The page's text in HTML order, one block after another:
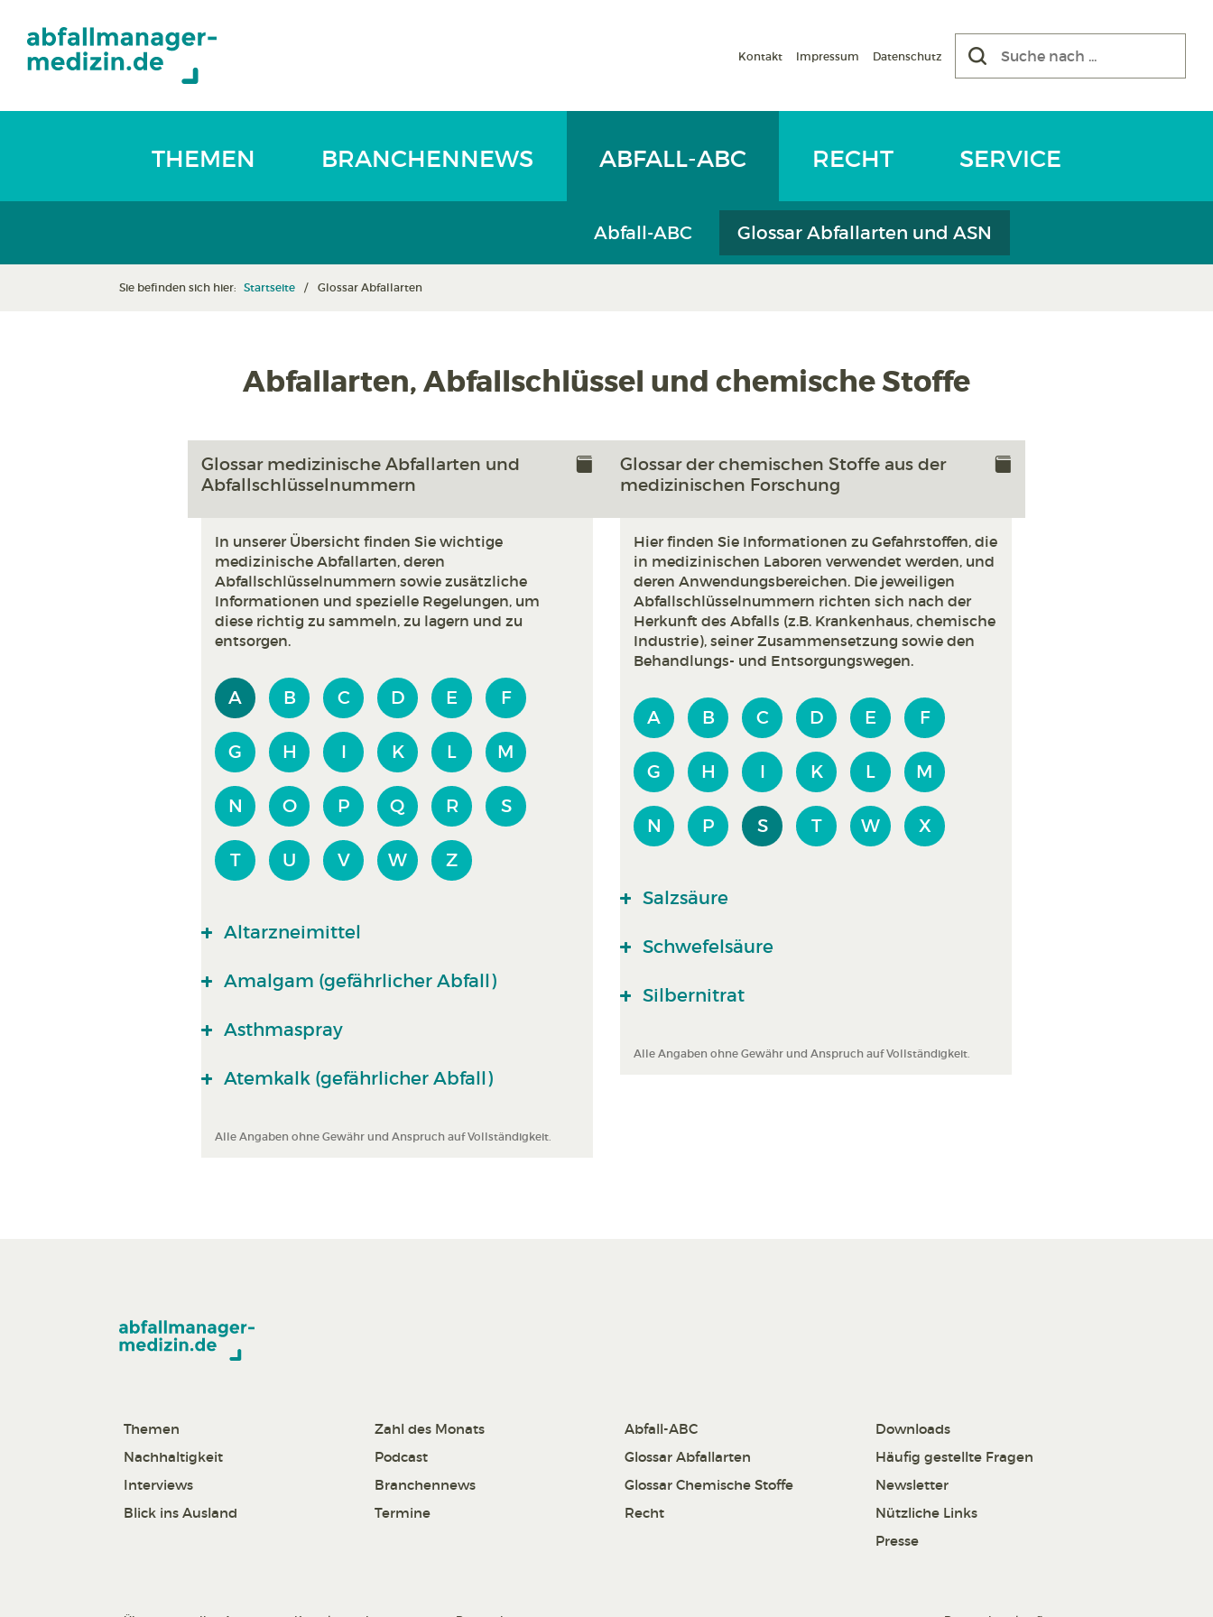
Kontakt Impressum Datenschutz
THEMEN BRANCHENNEWS ABFALL-ABC
Abfall-ABC Glossar Abfallarten und ASN
RECHT SERVICE
Sie befinden sich hier: Startseite Glossar Abfallarten
Abfallarten, Abfallschlüssel und chemische Stoffe
Glossar medizinische Abfallarten und
Abfallschlüssel­nummern
In unserer Übersicht finden Sie wichtige
medizinische Abfallarten, deren
Abfallschlüsselnummern sowie zusätzliche
Informationen und spezielle Regelungen, um
diese richtig zu sammeln, zu lagern und zu
entsorgen.
A B C D E F
G H I K L M
N O P Q R S
T U V W Z
Altarzneimittel
Amalgam (gefährlicher Abfall)
Asthmaspray
Atemkalk (gefährlicher Abfall)
Alle Angaben ohne Gewähr und Anspruch auf Vollständigkeit.
Glossar der chemischen Stoffe aus der
medizinischen Forschung
Hier finden Sie Informationen zu Gefahrstoffen, die
in medizinischen Laboren verwendet werden, und
deren Anwendungsbereichen. Die jeweiligen
Abfallschlüsselnummern richten sich nach der
Herkunft des Abfalls (z.B. Krankenhaus, chemische
Industrie), seiner Zusammensetzung sowie den
Behandlungs- und Entsorgungswegen.
A B C D E F
G H I K L M
N P S T W X
Salzsäure
Schwefelsäure
Silbernitrat
Alle Angaben ohne Gewähr und Anspruch auf Vollständigkeit.
Themen
Nachhaltigkeit
Interviews
Blick ins Ausland
Zahl des Monats
Podcast
Branchennews
Termine
Abfall-ABC
Glossar Abfallarten
Glossar Chemische Stoffe
Recht
Downloads
Häufig gestellte Fragen
Newsletter
Nützliche Links
Presse